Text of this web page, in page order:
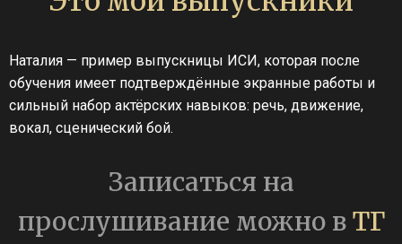
Наталия — пример выпускницы ИСИ, которая после
обучения имеет подтверждённые экранные работы и
сильный набор актёрских навыков: речь, движение,
вокал, сценический бой.
Записаться на
прослушивание можно вТГ